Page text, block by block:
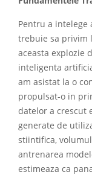
Pentru a intelege
trebuie sa privim
aceasta explozie
inteligenta
am asistat la o
propulsat-o in
datelor a crescut
generate de
stiintifica,
antrenarea
estimeaza ca